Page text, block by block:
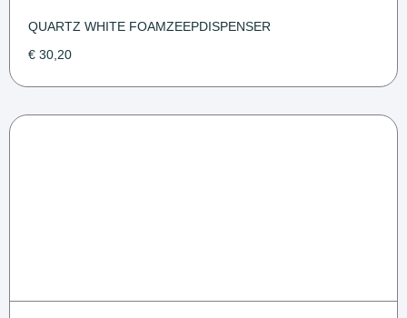
QUARTZ WHITE FOAMZEEPDISPENSER
€ 30,20